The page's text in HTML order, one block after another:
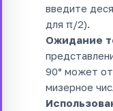
введите
для π/2).
Ожидание
90° может
мизерное